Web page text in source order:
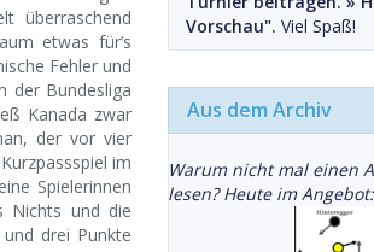
überraschend
etwas für’s
Fehler und
der Bundesliga
Kanada zwar
der vor vier
im
Spielerinnen
Nichts und die
drei Punkte
Vorschau". Viel Spaß!
Aus dem Archiv
Warum nicht mal einen
lesen? Heute im Angebot: